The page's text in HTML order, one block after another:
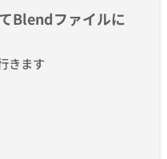
Blendファイルに
きます